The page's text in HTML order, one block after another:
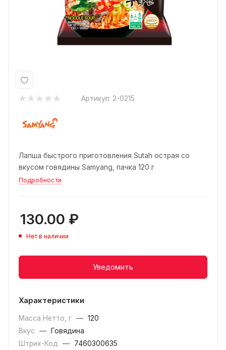
Артикул: 2-0215
Лапша быстрого приготовления Sutah острая со
вкусом говядины Samyang, пачка 120 г
Подробности
130.00 ₽
Нет в наличии
Уведомить
Характеристики
Масса Нетто, г — 120
Вкус
—
Говядина
Штрих-Код
—
7460300635